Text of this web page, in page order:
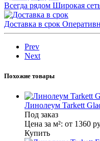
Всегда рядом Широкая
Доставка в срок
Prev
Next
Похожие товары
Линолеум Tarkett
Под заказ
Цена за м²: от 1360
Купить